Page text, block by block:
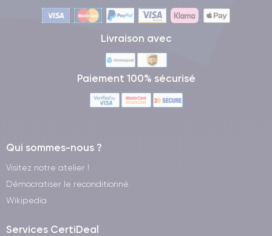
Livraison avec
Paiement 100% sécurisé
Qui sommes-nous ?
Visitez notre atelier !
Démocratiser le reconditionné
Wikipedia
Services CertiDeal